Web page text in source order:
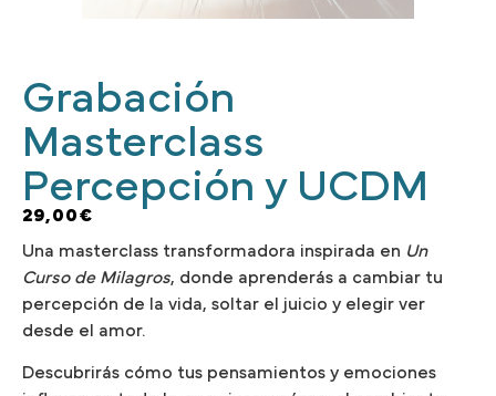
Grabación
Masterclass
Percepción y UCDM
29,00€
Una masterclass transformadora inspirada en Un
Curso de Milagros, donde aprenderás a cambiar tu
percepción de la vida, soltar el juicio y elegir ver
desde el amor.
Descubrirás cómo tus pensamientos y emociones